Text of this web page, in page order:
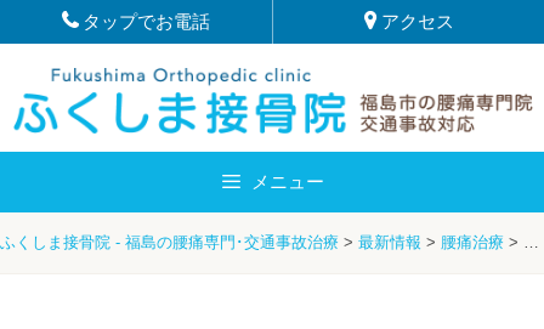
to
content
タップでお電話 アクセス
メニュー
ふくしま接骨院 - 福島の腰痛専門･交通事故治療 > 最新情報 > 腰痛治療 > 頚